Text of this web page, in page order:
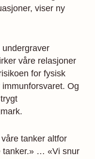
viser ny
våre relasjoner
for fysisk
Og
tanker altfor
tanker.» … «Vi snur